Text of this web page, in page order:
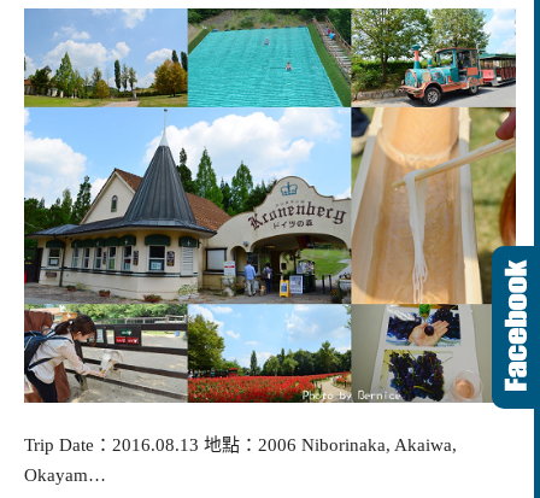
Trip Date：2016.08.13 地點：2006 Niborinaka, Akaiwa,
Okayam…